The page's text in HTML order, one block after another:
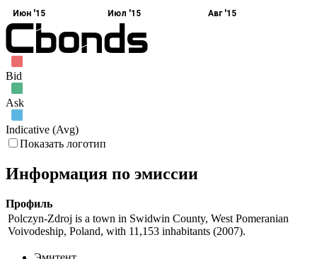
Bid
Ask
Indicative (Avg)
Информация по эмиссии
Профиль